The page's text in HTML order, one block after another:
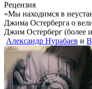
Рецензия
«Мы находимся в
Джима Остерберга о
Джим Остерберг (более
Александр Нурабаев и